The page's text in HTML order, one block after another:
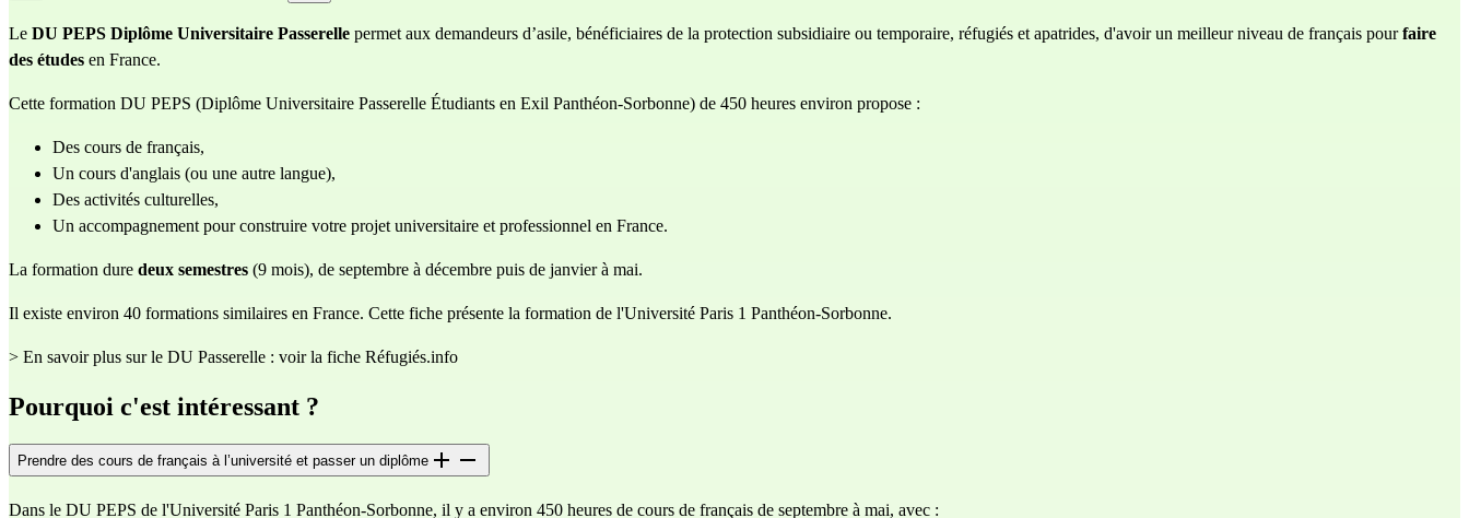
Le DU PEPS Diplôme Universitaire Passerelle permet aux demandeurs d’asile, bénéficiaires de la protection subsidiaire ou temporaire, réfugiés et apatrides, d'avoir un meilleur niveau de français pourfaire
des études en France.
Cette formation DU PEPS (Diplôme Universitaire Passerelle Étudiants en Exil Panthéon-Sorbonne) de 450 heures environ propose :
Des cours de français,
Un cours d'anglais (ou une autre langue),
Des activités culturelles,
Un accompagnement pour construire votre projet universitaire et professionnel en France.
La formation dure deux semestres (9 mois), de septembre à décembre puis de janvier à mai.
Il existe environ 40 formations similaires en France. Cette fiche présente la formation de l'Université Paris 1 Panthéon-Sorbonne.
> En savoir plus sur le DU Passerelle : voir la fiche Réfugiés.info
Pourquoi c'est intéressant ?
Prendre des cours de français à l’université et passer un diplôme
Dans le DU PEPS de l'Université Paris 1 Panthéon-Sorbonne, il y a environ 450 heures de cours de français de septembre à mai, avec :